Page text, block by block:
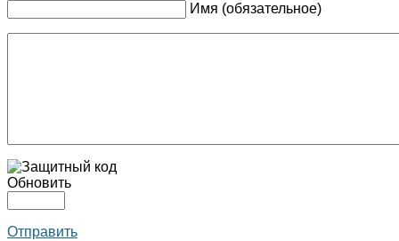
Имя (обязательное)
Обновить
Отправить